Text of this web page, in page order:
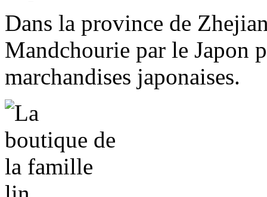
Dans la province de
Mandchourie par le Japon
marchandises japonaises.